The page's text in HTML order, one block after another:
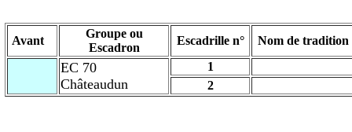
Avant
Groupe ou
Escadron
Escadrille n° Nom de tradition
EC 70
Châteaudun
1
2